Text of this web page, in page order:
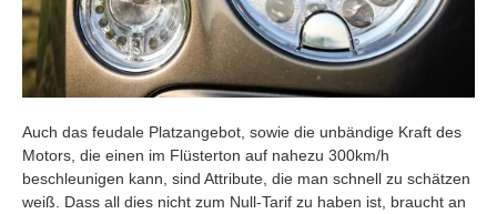
Auch das feudale Platzangebot, sowie die unbändige Kraft des
Motors, die einen im Flüsterton auf nahezu 300km/h
beschleunigen kann, sind Attribute, die man schnell zu schätzen
weiß. Dass all dies nicht zum Null-Tarif zu haben ist, braucht an